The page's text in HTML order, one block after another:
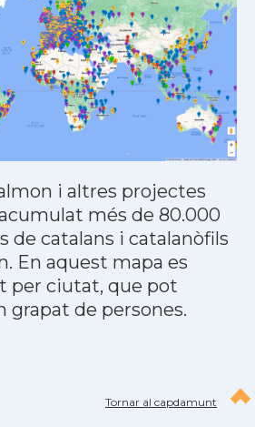
i altres projectes
més de 80.000
de catalans i catalanòfils
En aquest mapa es
per ciutat, que pot
grapat de persones.
Tornar al capdamunt